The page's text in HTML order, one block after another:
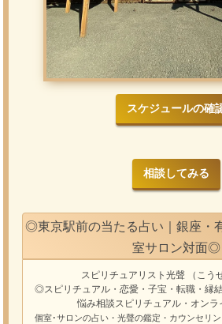
スケジュールの確
相談してみる
◎東京駅前の当たる占い｜銀座・
室サロン対面◎
スピリチュアリスト光聲（こう
◎スピリチュアル・恋愛・子宝・転職・縁
悩み相談スピリチュアル・オンラ
個室･サロンの占い・光聲の鑑定・カウンセリ